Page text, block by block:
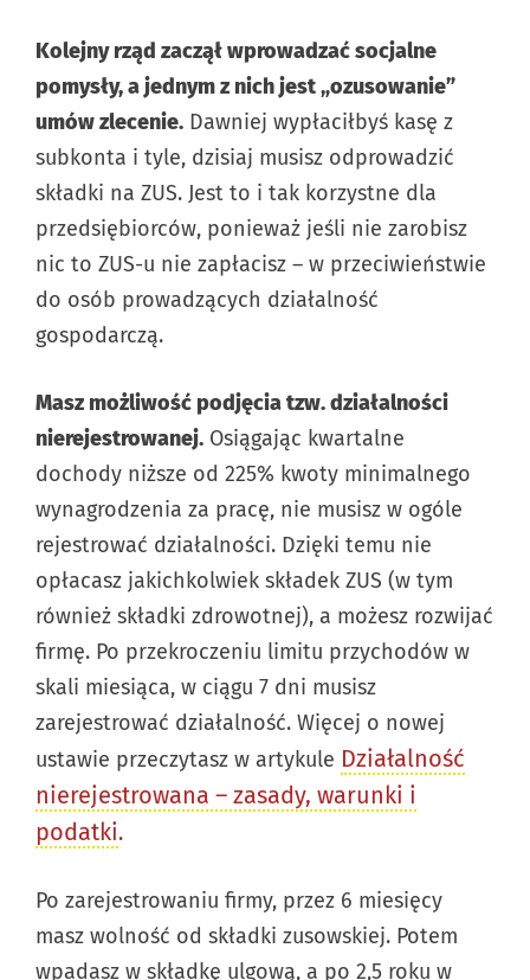
Kolejny rząd zaczął wprowadzać socjalne
pomysły, a jednym z nich jest „ozusowanie”
umów zlecenie. Dawniej wypłaciłbyś kasę z
subkonta i tyle, dzisiaj musisz odprowadzić
składki na ZUS. Jest to i tak korzystne dla
przedsiębiorców, ponieważ jeśli nie zarobisz
nic to ZUS-u nie zapłacisz – w przeciwieństwie
do osób prowadzących działalność
gospodarczą.
Masz możliwość podjęcia tzw. działalności
nierejestrowanej. Osiągając kwartalne
dochody niższe od 225% kwoty minimalnego
wynagrodzenia za pracę, nie musisz w ogóle
rejestrować działalności. Dzięki temu nie
opłacasz jakichkolwiek składek ZUS (w tym
również składki zdrowotnej), a możesz rozwijać
firmę. Po przekroczeniu limitu przychodów w
skali miesiąca, w ciągu 7 dni musisz
zarejestrować działalność. Więcej o nowej
ustawie przeczytasz w artykule Działalność
nierejestrowana – zasady, warunki i
podatki.
Po zarejestrowaniu firmy, przez 6 miesięcy
masz wolność od składki zusowskiej. Potem
wpadasz w składkę ulgową, a po 2,5 roku w